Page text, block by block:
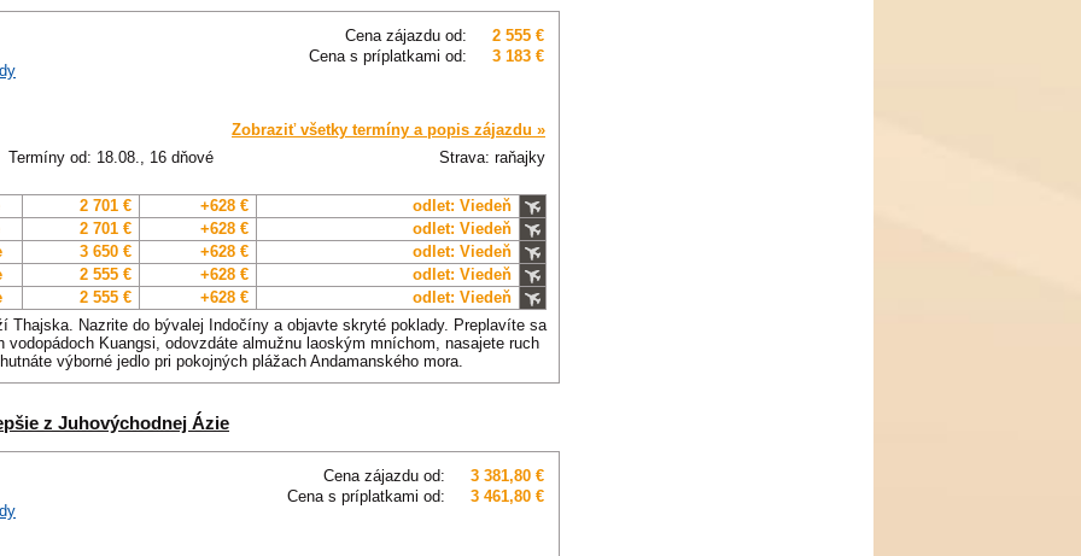
Cena zájazdu od:
2 555 €
Cena s príplatkami od:
3 183 €
Zobraziť všetky termíny a popis zájazdu »
Termíny od: 18.08., 16 dňové
Strava: raňajky
2 701 € +628 €
odlet: Viedeň
2 701 € +628 €
odlet: Viedeň
3 650 € +628 €
odlet: Viedeň
2 555 € +628 €
odlet: Viedeň
2 555 € +628 €
odlet: Viedeň
Thajska. Nazrite do bývalej Indočíny a objavte skryté poklady. Preplavíte sa
Kuangsi, odovzdáte almužnu laoským mníchom, nasajete ruch
výborné jedlo pri pokojných plážach Andamanského mora.
z Juhovýchodnej Ázie
Cena zájazdu od:
3 381,80 €
Cena s príplatkami od:
3 461,80 €